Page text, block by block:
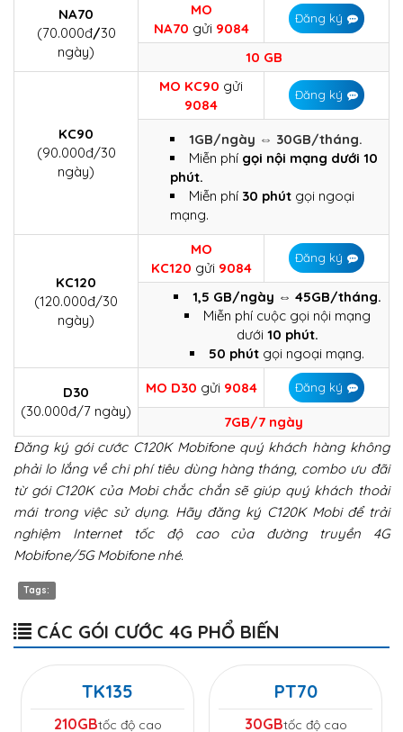
NA70
(70.000đ/30
ngày)
MO
NA70 gửi 9084
Đăng ký
10 GB
KC90
(90.000đ/30
ngày)
MO KC90 gửi
9084
Đăng ký
1GB/ngày ⇔ 30GB/tháng.
Miễn phí gọi nội mạng dưới 10
phút.
Miễn phí 30 phút gọi ngoại
mạng.
KC120
(120.000đ/30
ngày)
MO
KC120 gửi 9084
Đăng ký
1,5 GB/ngày ⇔ 45GB/tháng.
Miễn phí cuộc gọi nội mạng
dưới 10 phút.
50 phút gọi ngoại mạng.
D30
(30.000đ/7 ngày)
MO D30 gửi 9084 Đăng ký
7GB/7 ngày
Đăng ký gói cước C120K Mobifone quý khách hàng không
phải lo lắng về chi phí tiêu dùng hàng tháng, combo ưu đãi
từ gói C120K của Mobi chắc chắn sẽ giúp quý khách thoải
mái trong việc sử dụng. Hãy đăng ký C120K Mobi để trải
nghiệm Internet tốc độ cao của đường truyền 4G
Mobifone/5G Mobifone nhé.
Tags:
CÁC GÓI CƯỚC 4G PHỔ BIẾN
TK135
210GBtốc độ cao
PT70
30GBtốc độ cao